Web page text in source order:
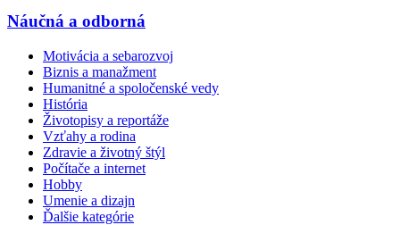
Náučná a odborná
Motivácia a sebarozvoj
Biznis a manažment
Humanitné a spoločenské vedy
História
Životopisy a reportáže
Vzťahy a rodina
Zdravie a životný štýl
Počítače a internet
Hobby
Umenie a dizajn
Ďalšie kategórie